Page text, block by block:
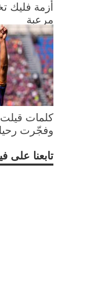
أزمة فليك
مرعبة
كلمات قيلت
وفجّرت
تابعنا على